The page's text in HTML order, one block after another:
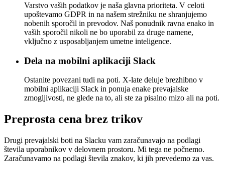
Varstvo vaših podatkov je naša glavna prioriteta. V celoti
upoštevamo GDPR in na našem strežniku ne shranjujemo
nobenih sporočil in prevodov. Naš ponudnik ravna enako in
vaših sporočil nikoli ne bo uporabil za druge namene,
vključno z usposabljanjem umetne inteligence.
Dela na mobilni aplikaciji Slack
Ostanite povezani tudi na poti. X-late deluje brezhibno v
mobilni aplikaciji Slack in ponuja enake prevajalske
zmogljivosti, ne glede na to, ali ste za pisalno mizo ali na poti.
Preprosta cena brez trikov
Drugi prevajalski boti na Slacku vam zaračunavajo na podlagi
števila uporabnikov v delovnem prostoru. Mi tega ne počnemo.
Zaračunavamo na podlagi števila znakov, ki jih prevedemo za vas.